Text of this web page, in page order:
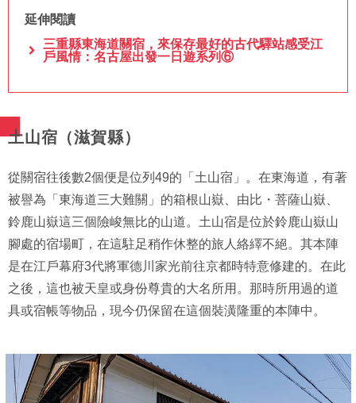
延伸閱讀
三重縣東海道關宿，來保存最好的古代驛站感受江
戶風情：名古屋出發一日遊系列⑥
土山宿（滋賀縣）
從關宿往後數2個便是位列49的「土山宿」。在東海道，有著
被譽為「東海道三大難關」的箱根山嶽、由比・菩薩山嶽、
鈴鹿山嶽這三個險峻無比的山道。土山宿是位於鈴鹿山嶽山
腳處的宿場町，在這駐足稍作休整的旅人絡繹不絕。其本陣
是在江戶幕府3代將軍德川家光前往京都時特意修建的。在此
之後，這也被天皇或身份尊貴的大名所用。那時所用過的道
具或宿帳等物品，現今仍保留在這個裝潢隆重的本陣中。